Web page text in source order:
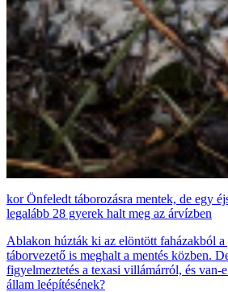
Önfeledt táborozásra mentek, de egy
legalább 28 gyerek halt meg az árvízben
Ablakon húzták ki az elöntött faházakból a
táborvezető is meghalt a mentés közben.
figyelmeztetés a texasi villámárról, és van-
állam leépítésének?